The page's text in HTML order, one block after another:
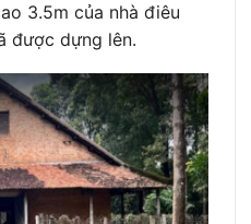
3.5m của nhà điêu
được dựng lên.